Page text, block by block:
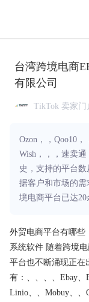
台湾跨境电商
有限公司
TikTok 卖家门
Ozon，，Qoo10，
Wish，，，速卖
史，支持的平台
据客户和市场的
境电商平台已达20
外贸电商平台有哪些
系统软件 随着跨境
平台也不断涌现正在
有：、、、、Ebay、
Linio、、Mobuy、、